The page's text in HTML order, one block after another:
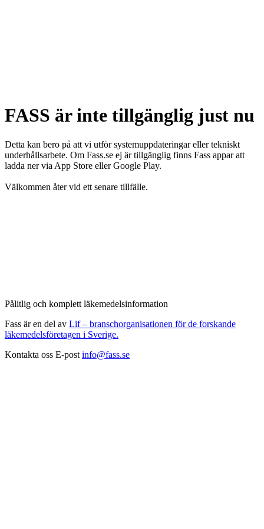
FASS är inte tillgänglig just nu
Detta kan bero på att vi utför systemuppdateringar eller tekniskt
underhållsarbete. Om Fass.se ej är tillgänglig finns Fass appar att
ladda ner via App Store eller Google Play.
Välkommen åter vid ett senare tillfälle.
Pålitlig och komplett läkemedelsinformation
Fass är en del av Lif – branschorganisationen för de forskande
läkemedelsföretagen i Sverige.
Kontakta oss E-post info@fass.se